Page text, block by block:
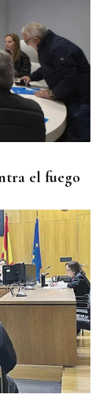
el fuego